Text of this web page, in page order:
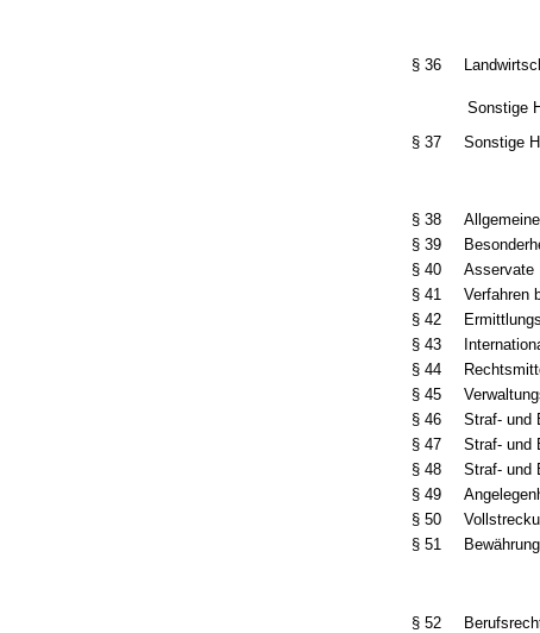
§ 36
Sonstige
§ 37
Sonstige
§ 38
§ 39
§ 40
Asservate
§ 41
Verfahren
§ 42
§ 43
§ 44
§ 45
§ 46
Straf- und
§ 47
Straf- und
§ 48
Straf- und
§ 49
§ 50
§ 51
§ 52